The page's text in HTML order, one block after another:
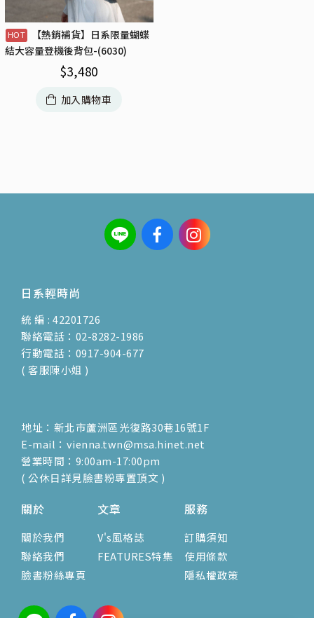
【熱銷補貨】日系限量蝴蝶
結大容量登機後背包-(6030)
$3,480
加入購物車
日系輕時尚
統 編 : 42201726
聯絡電話：02-8282-1986
行動電話：0917-904-677
( 客服陳小姐 )
地址：新北市蘆洲區光復路30巷16號1F
E-mail：vienna.twn@msa.hinet.net
營業時間：9:00am-17:00pm
( 公休日詳見臉書粉專置頂文 )
關於
關於我們
聯絡我們
臉書粉絲專頁
文章
V's風格誌
FEATURES特集
服務
訂購須知
使用條款
隱私權政策